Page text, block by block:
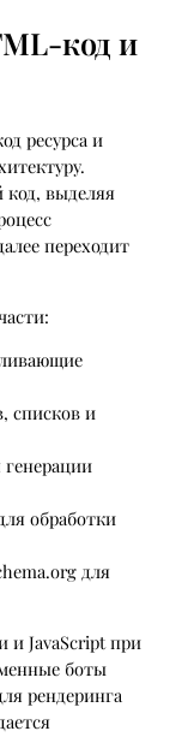
и
ресурса и
выделяя
переходит
списков и
обработки
для
и JavaScript при
боты
рендеринга